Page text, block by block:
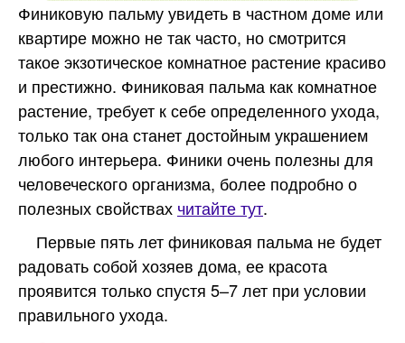
Финиковую пальму увидеть в частном доме или
квартире можно не так часто, но смотрится
такое экзотическое комнатное растение красиво
и престижно. Финиковая пальма как комнатное
растение, требует к себе определенного ухода,
только так она станет достойным украшением
любого интерьера. Финики очень полезны для
человеческого организма, более подробно о
полезных свойствах читайте тут.
Первые пять лет финиковая пальма не будет
радовать собой хозяев дома, ее красота
проявится только спустя 5–7 лет при условии
правильного ухода.